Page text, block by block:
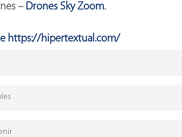
– Drones Sky Zoom.
https://hipertextual.com/